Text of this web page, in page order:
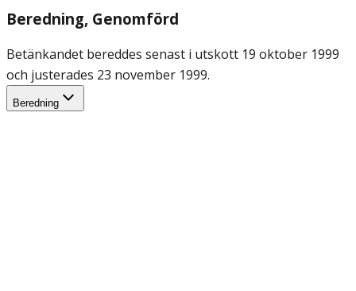
Beredning, Genomförd
Betänkandet bereddes senast i utskott 19 oktober 1999
och justerades 23 november 1999.
Beredning